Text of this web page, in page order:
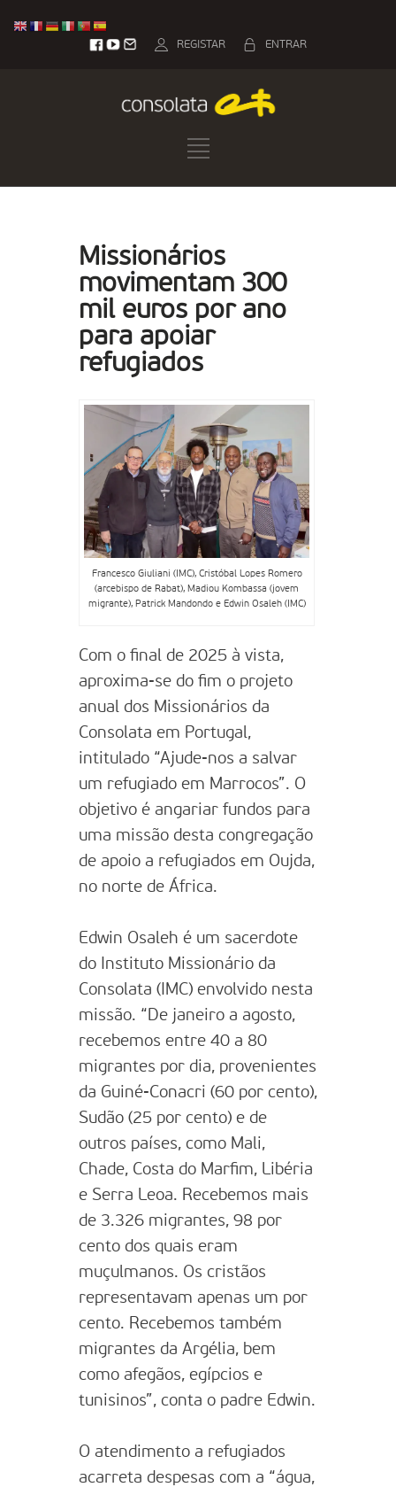
ENTRAR
REGISTAR
Missionários
movimentam 300
mil euros por ano
para apoiar
refugiados
Francesco Giuliani (IMC), Cristóbal Lopes Romero
(arcebispo de Rabat), Madiou Kombassa (jovem
migrante), Patrick Mandondo e Edwin Osaleh (IMC)
Com o final de 2025 à vista,
aproxima-se do fim o projeto
anual dos Missionários da
Consolata em Portugal,
intitulado “Ajude-nos a salvar
um refugiado em Marrocos”. O
objetivo é angariar fundos para
uma missão desta congregação
de apoio a refugiados em Oujda,
no norte de África.
Edwin Osaleh é um sacerdote
do Instituto Missionário da
Consolata (IMC) envolvido nesta
missão. “De janeiro a agosto,
recebemos entre 40 a 80
migrantes por dia, provenientes
da Guiné-Conacri (60 por cento),
Sudão (25 por cento) e de
outros países, como Mali,
Chade, Costa do Marfim, Libéria
e Serra Leoa. Recebemos mais
de 3.326 migrantes, 98 por
cento dos quais eram
muçulmanos. Os cristãos
representavam apenas um por
cento. Recebemos também
migrantes da Argélia, bem
como afegãos, egípcios e
tunisinos”, conta o padre Edwin.
O atendimento a refugiados
acarreta despesas com a “água,